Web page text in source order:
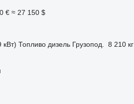
€ ≈ 27 150 $
кВт) Топливо дизель Грузопод. 8 210 кг